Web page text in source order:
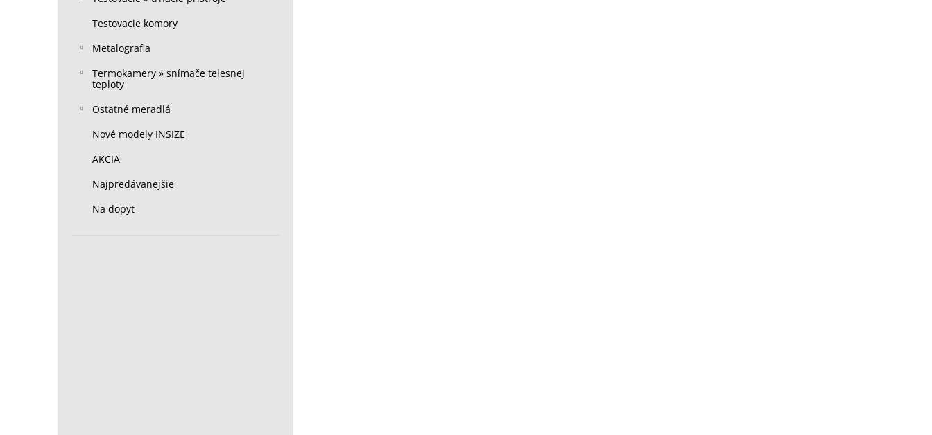
Testovacie komory
Metalografia
Termokamery » snímače telesnej
teploty
Ostatné meradlá
Nové modely INSIZE
AKCIA
Najpredávanejšie
Na dopyt